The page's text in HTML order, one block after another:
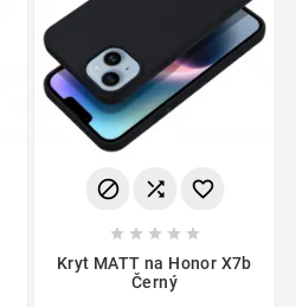
  
    
Kryt MATT na Honor X7b
Černý